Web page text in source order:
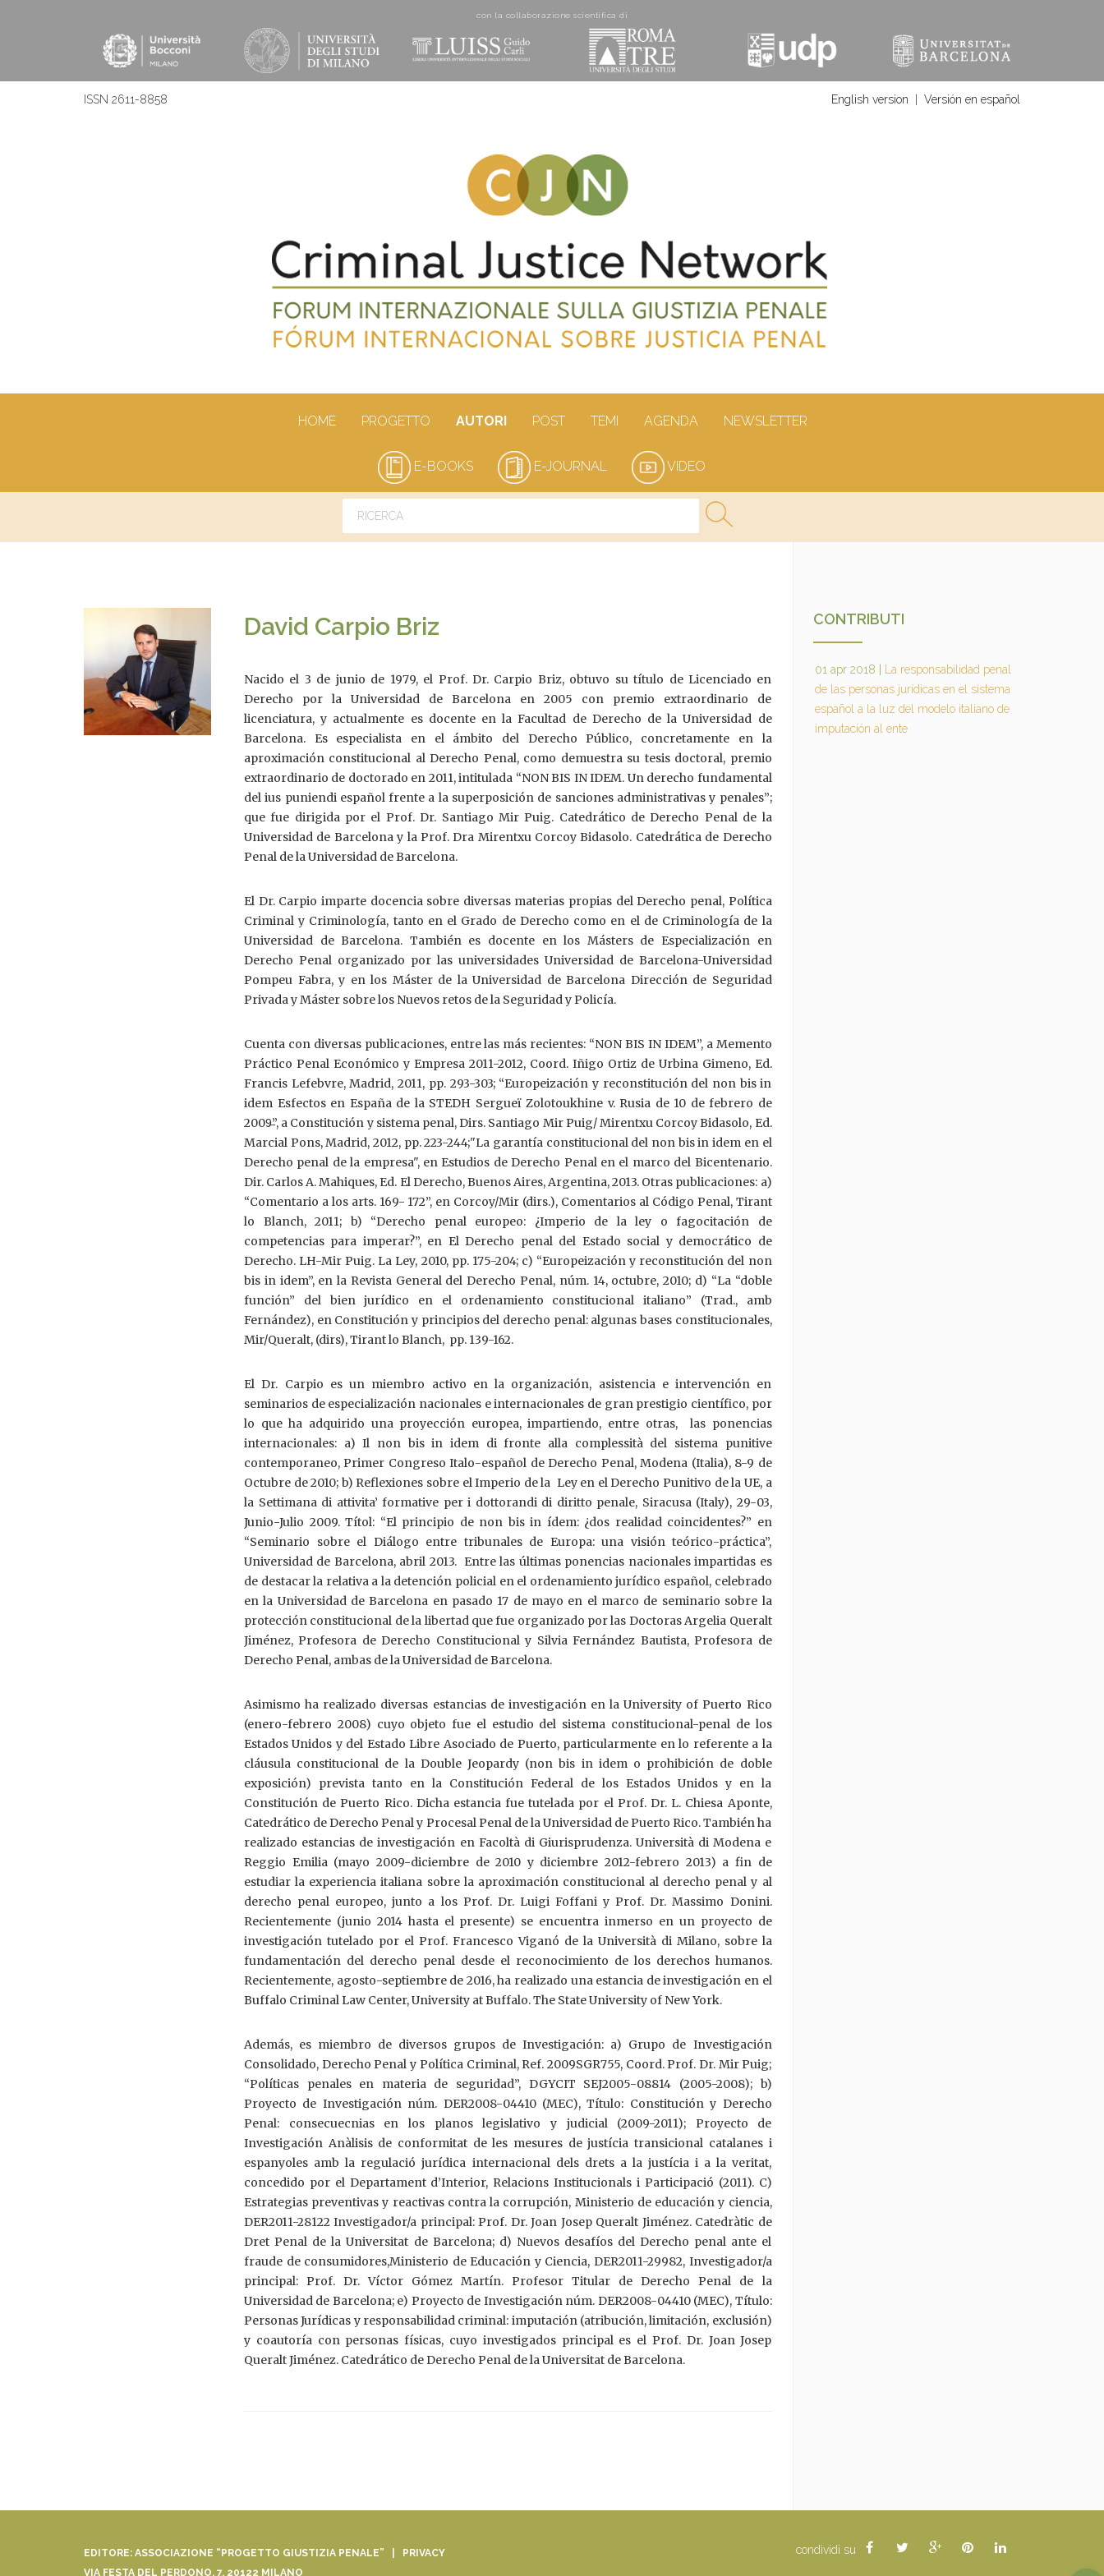
con la collaborazione scientifica di
ISSN 2611-8858 English version Versión en español
HOME PROGETTO AUTORI POST TEMI AGENDA NEWSLETTER
E-BOOKS E-JOURNAL VIDEO
David Carpio Briz
Nacido el 3 de junio de 1979, el Prof. Dr. Carpio Briz, obtuvo su título de Licenciado en
Derecho por la Universidad de Barcelona en 2005 con premio extraordinario de
licenciatura, y actualmente es docente en la Facultad de Derecho de la Universidad de
Barcelona. Es especialista en el ámbito del Derecho Público, concretamente en la
aproximación constitucional al Derecho Penal, como demuestra su tesis doctoral, premio
extraordinario de doctorado en 2011, intitulada “NON BIS IN IDEM. Un derecho fundamental
del ius puniendi español frente a la superposición de sanciones administrativas y penales”;
que fue dirigida por el Prof. Dr. Santiago Mir Puig. Catedrático de Derecho Penal de la
Universidad de Barcelona y la Prof. Dra Mirentxu Corcoy Bidasolo. Catedrática de Derecho
Penal de la Universidad de Barcelona.
El Dr. Carpio imparte docencia sobre diversas materias propias del Derecho penal, Política
Criminal y Criminología, tanto en el Grado de Derecho como en el de Criminología de la
Universidad de Barcelona. También es docente en los Másters de Especialización en
Derecho Penal organizado por las universidades Universidad de Barcelona-Universidad
Pompeu Fabra, y en los Máster de la Universidad de Barcelona Dirección de Seguridad
Privada y Máster sobre los Nuevos retos de la Seguridad y Policía.
Cuenta con diversas publicaciones, entre las más recientes: “NON BIS IN IDEM”, a Memento
Práctico Penal Económico y Empresa 2011-2012, Coord. Iñigo Ortiz de Urbina Gimeno, Ed.
Francis Lefebvre, Madrid, 2011, pp. 293-303; “Europeización y reconstitución del non bis in
idem Esfectos en España de la STEDH Sergueï Zolotoukhine v. Rusia de 10 de febrero de
2009̶”, a Constitución y sistema penal, Dirs. Santiago Mir Puig/ Mirentxu Corcoy Bidasolo, Ed.
Marcial Pons, Madrid, 2012, pp. 223-244;"La garantía constitucional del non bis in idem en el
Derecho penal de la empresa", en Estudios de Derecho Penal en el marco del Bicentenario.
Dir. Carlos A. Mahiques, Ed. El Derecho, Buenos Aires, Argentina, 2013. Otras publicaciones: a)
“Comentario a los arts. 169- 172”, en Corcoy/Mir (dirs.), Comentarios al Código Penal, Tirant
lo Blanch, 2011; b) “Derecho penal europeo: ¿Imperio de la ley o fagocitación de
competencias para imperar?”, en El Derecho penal del Estado social y democrático de
Derecho. LH-Mir Puig. La Ley, 2010, pp. 175-204; c) “Europeización y reconstitución del non
bis in idem”, en la Revista General del Derecho Penal, núm. 14, octubre, 2010; d) “La “doble
función” del bien jurídico en el ordenamiento constitucional italiano” (Trad., amb
Fernández), en Constitución y principios del derecho penal: algunas bases constitucionales,
Mir/Queralt, (dirs), Tirant lo Blanch, pp. 139-162.
El Dr. Carpio es un miembro activo en la organización, asistencia e intervención en
seminarios de especialización nacionales e internacionales de gran prestigio científico, por
lo que ha adquirido una proyección europea, impartiendo, entre otras, las ponencias
internacionales: a) Il non bis in idem di fronte alla complessità del sistema punitive
contemporaneo, Primer Congreso Italo-español de Derecho Penal, Modena (Italia), 8-9 de
Octubre de 2010; b) Reflexiones sobre el Imperio de la Ley en el Derecho Punitivo de la UE, a
la Settimana di attivita’ formative per i dottorandi di diritto penale, Siracusa (Italy), 29-03,
Junio-Julio 2009. Títol: “El principio de non bis in ídem: ¿dos realidad coincidentes?” en
“Seminario sobre el Diálogo entre tribunales de Europa: una visión teórico-práctica”,
Universidad de Barcelona, abril 2013. Entre las últimas ponencias nacionales impartidas es
de destacar la relativa a la detención policial en el ordenamiento jurídico español, celebrado
en la Universidad de Barcelona en pasado 17 de mayo en el marco de seminario sobre la
protección constitucional de la libertad que fue organizado por las Doctoras Argelia Queralt
Jiménez, Profesora de Derecho Constitucional y Silvia Fernández Bautista, Profesora de
Derecho Penal, ambas de la Universidad de Barcelona.
Asimismo ha realizado diversas estancias de investigación en la University of Puerto Rico
(enero-febrero 2008) cuyo objeto fue el estudio del sistema constitucional-penal de los
Estados Unidos y del Estado Libre Asociado de Puerto, particularmente en lo referente a la
cláusula constitucional de la Double Jeopardy (non bis in idem o prohibición de doble
exposición) prevista tanto en la Constitución Federal de los Estados Unidos y en la
Constitución de Puerto Rico. Dicha estancia fue tutelada por el Prof. Dr. L. Chiesa Aponte,
Catedrático de Derecho Penal y Procesal Penal de la Universidad de Puerto Rico. También ha
realizado estancias de investigación en Facoltà di Giurisprudenza. Università di Modena e
Reggio Emilia (mayo 2009-diciembre de 2010 y diciembre 2012-febrero 2013) a fin de
estudiar la experiencia italiana sobre la aproximación constitucional al derecho penal y al
derecho penal europeo, junto a los Prof. Dr. Luigi Foffani y Prof. Dr. Massimo Donini.
Recientemente (junio 2014 hasta el presente) se encuentra inmerso en un proyecto de
investigación tutelado por el Prof. Francesco Viganó de la Università di Milano, sobre la
fundamentación del derecho penal desde el reconocimiento de los derechos humanos.
Recientemente, agosto-septiembre de 2016, ha realizado una estancia de investigación en el
Buffalo Criminal Law Center, University at Buffalo. The State University of New York.
Además, es miembro de diversos grupos de Investigación: a) Grupo de Investigación
Consolidado, Derecho Penal y Política Criminal, Ref. 2009SGR755, Coord. Prof. Dr. Mir Puig;
“Políticas penales en materia de seguridad”, DGYCIT SEJ2005-08814 (2005-2008); b)
Proyecto de Investigación núm. DER2008-04410 (MEC), Título: Constitución y Derecho
Penal: consecuecnias en los planos legislativo y judicial (2009-2011); Proyecto de
Investigación Anàlisis de conformitat de les mesures de justícia transicional catalanes i
espanyoles amb la regulació jurídica internacional dels drets a la justícia i a la veritat,
concedido por el Departament d’Interior, Relacions Institucionals i Participació (2011). C)
Estrategias preventivas y reactivas contra la corrupción, Ministerio de educación y ciencia,
DER2011-28122 Investigador/a principal: Prof. Dr. Joan Josep Queralt Jiménez. Catedràtic de
Dret Penal de la Universitat de Barcelona; d) Nuevos desafíos del Derecho penal ante el
fraude de consumidores,Ministerio de Educación y Ciencia, DER2011-29982, Investigador/a
principal: Prof. Dr. Víctor Gómez Martín. Profesor Titular de Derecho Penal de la
Universidad de Barcelona; e) Proyecto de Investigación núm. DER2008-04410 (MEC), Título:
Personas Jurídicas y responsabilidad criminal: imputación (atribución, limitación, exclusión)
y coautoría con personas físicas, cuyo investigados principal es el Prof. Dr. Joan Josep
Queralt Jiménez. Catedrático de Derecho Penal de la Universitat de Barcelona.
CONTRIBUTI
01 apr 2018
La responsabilidad penal
de las personas jurídicas en el sistema
español a la luz del modelo italiano de
imputación al ente
EDITORE: ASSOCIAZIONE “PROGETTO GIUSTIZIA PENALE” |
PRIVACY
VIA FESTA DEL PERDONO, 7, 20122 MILANO
condividi su